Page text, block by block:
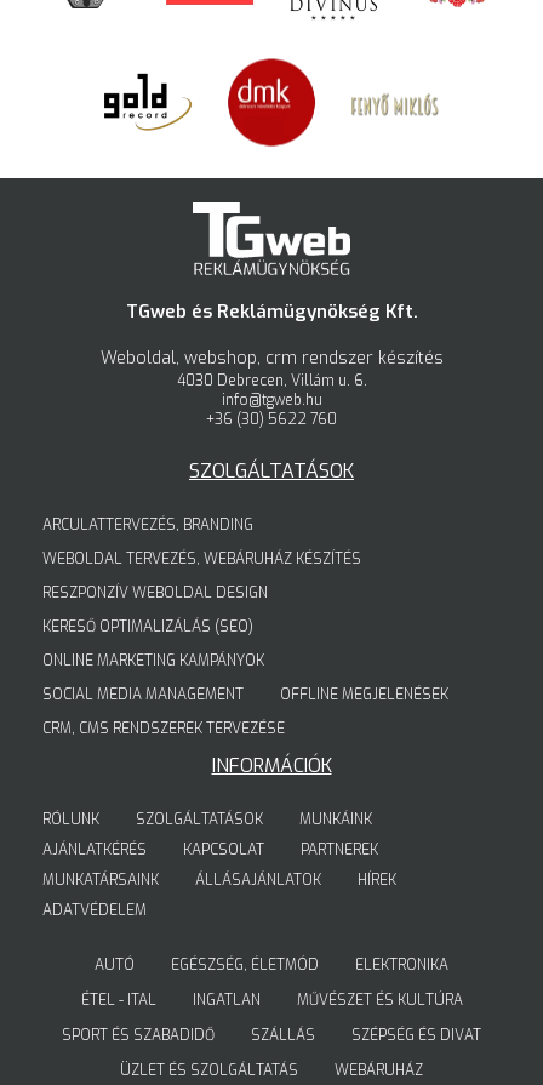
TGweb és Reklámügynökség Kft.
Weboldal, webshop, crm rendszer készítés
4030 Debrecen, Villám u. 6.
info@tgweb.hu
+36 (30) 5622 760
SZOLGÁLTATÁSOK
ARCULATTERVEZÉS, BRANDING
WEBOLDAL TERVEZÉS, WEBÁRUHÁZ KÉSZÍTÉS
RESZPONZÍV WEBOLDAL DESIGN
KERESŐ OPTIMALIZÁLÁS (SEO)
ONLINE MARKETING KAMPÁNYOK
SOCIAL MEDIA MANAGEMENT
OFFLINE MEGJELENÉSEK
CRM, CMS RENDSZEREK TERVEZÉSE
INFORMÁCIÓK
RÓLUNK SZOLGÁLTATÁSOK
MUNKÁINK
AJÁNLATKÉRÉS
KAPCSOLAT
PARTNEREK
MUNKATÁRSAINK
ÁLLÁSAJÁNLATOK
HÍREK
ADATVÉDELEM
AUTÓ EGÉSZSÉG, ÉLETMÓD
ELEKTRONIKA
ÉTEL - ITAL
INGATLAN
MŰVÉSZET ÉS KULTÚRA
SPORT ÉS SZABADIDŐ
SZÁLLÁS
SZÉPSÉG ÉS DIVAT
ÜZLET ÉS SZOLGÁLTATÁS
WEBÁRUHÁZ